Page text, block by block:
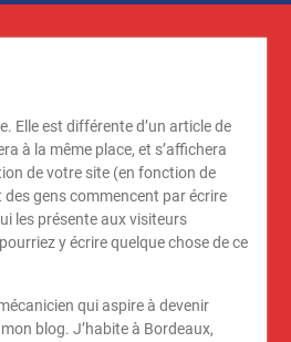
Elle est différente d’un article de
à la même place, et s’affichera
de votre site (en fonction de
gens commencent par écrire
les présente aux visiteurs
y écrire quelque chose de ce
qui aspire à devenir
blog. J’habite à Bordeaux,